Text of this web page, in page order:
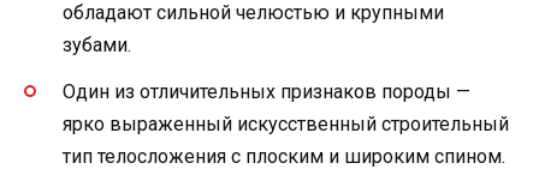
обладают сильной челюстью и крупными
зубами.
Один из отличительных признаков породы —
ярко выраженный искусственный строительный
тип телосложения с плоским и широким спином.